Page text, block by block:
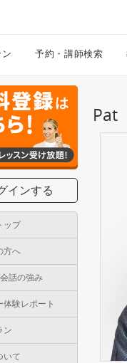
予約・講師検索
インする
ップ
方へ
話の強み
体験レポート
ン
いて
Pat